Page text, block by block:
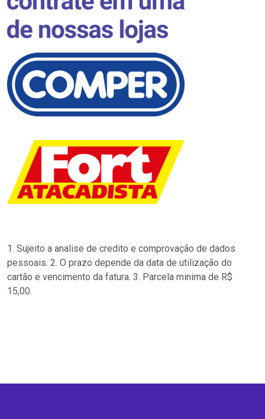
1. Sujeito a analise de credito e comprovação de dados
pessoais. 2. O prazo depende da data de utilização do
cartão e vencimento da fatura. 3. Parcela minima de R$
15,00.